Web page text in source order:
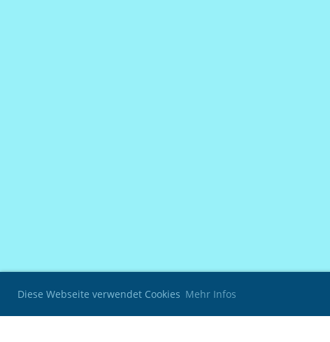
Diese Webseite verwendet Cookies Mehr Infos